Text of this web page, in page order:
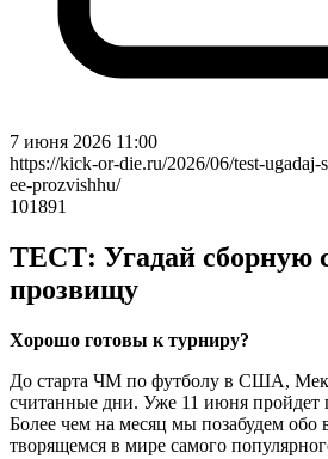
7 июня 2026 11:00
https://kick-or-die.ru/2026/06/test-
ee-prozvishhu/
101891
ТЕСТ: Угадай сборную
прозвищу
Хорошо готовы к турниру?
До старта ЧМ по футболу в США,
считанные дни. Уже 11 июня пройдет
Более чем на месяц мы позабудем обо
творящемся в мире самого